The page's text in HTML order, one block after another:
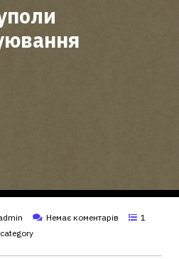
Немає коментарів
1
category